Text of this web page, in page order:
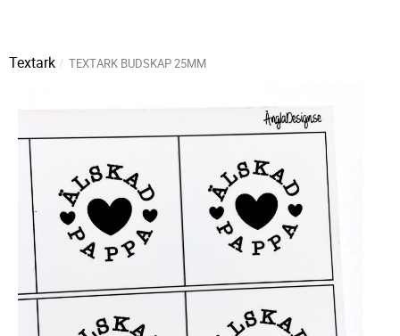
Textark TEXTARK BUDSKAP 25MM